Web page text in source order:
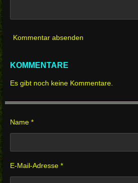
Kommentar absenden
KOMMENTARE
Es gibt noch keine Kommentare.
Name *
E-Mail-Adresse *